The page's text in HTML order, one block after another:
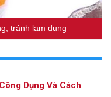
tránh lạm dụng
Dụng Và Cách